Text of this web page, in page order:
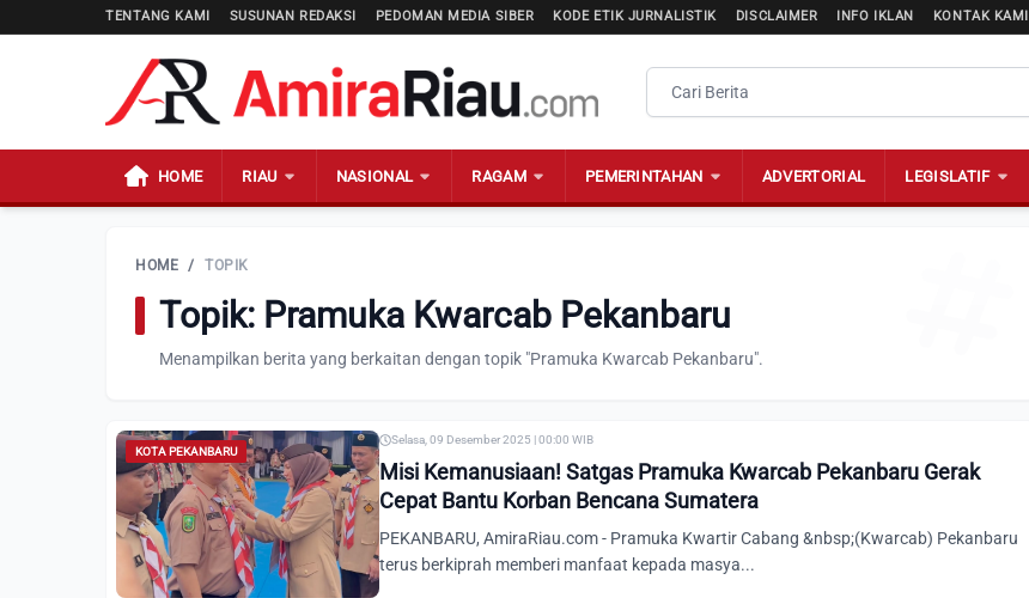
TENTANG KAMI SUSUNAN REDAKSI PEDOMAN MEDIA SIBER KODE ETIK JURNALISTIK DISCLAIMER INFO IKLAN KONTAK KAMI
HOME RIAU NASIONAL RAGAM PEMERINTAHAN ADVERTORIAL LEGISLATIF
HOME / TOPIK
Topik: Pramuka Kwarcab Pekanbaru
Menampilkan berita yang berkaitan dengan topik "Pramuka Kwarcab Pekanbaru".
KOTA PEKANBARU
Selasa, 09 Desember 2025 | 00:00 WIB
Misi Kemanusiaan! Satgas Pramuka Kwarcab Pekanbaru Gerak
Cepat Bantu Korban Bencana Sumatera
PEKANBARU, AmiraRiau.com - Pramuka Kwartir Cabang &nbsp;(Kwarcab) Pekanbaru
terus berkiprah memberi manfaat kepada masya...